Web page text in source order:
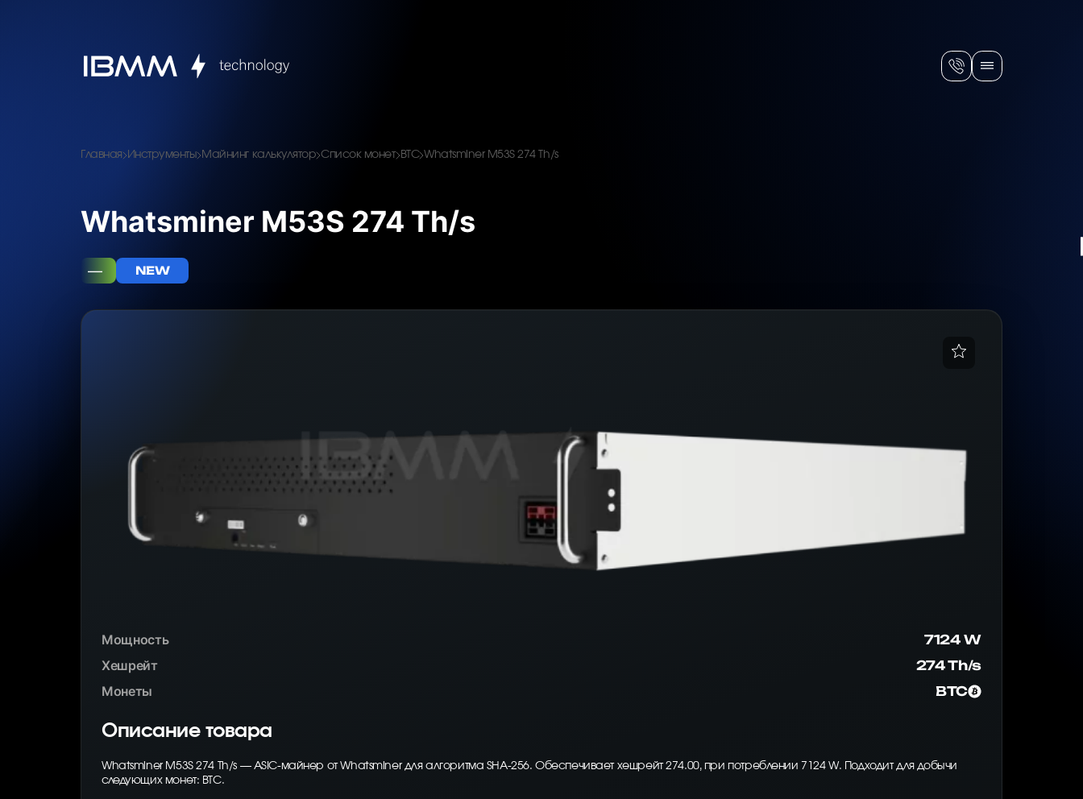
Главная Инструменты Майнинг калькулятор Список монет BTC Whatsminer M53S 274 Th/s
Whatsminer M53S 274 Th/s
— NEW
Мощность
7124 W
Хешрейт
274 Th/s
Монеты
BTC
Описание товара
Whatsminer M53S 274 Th/s — ASIC-майнер от Whatsminer для алгоритма SHA-256. Обеспечивает хешрейт 274.00, при потреблении 7124 W. Подходит для добычи
следующих монет: BTC.